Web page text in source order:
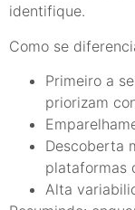
identifique.
Como se
Primeiro a
priorizam
Descoberta
plataformas
Alta